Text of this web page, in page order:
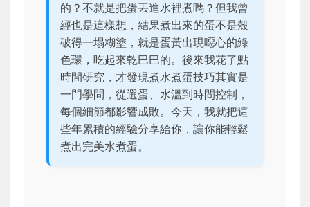
的？不就是把蛋丟進水裡煮嗎？但我曾
經也是這樣想，結果煮出來的蛋不是殼
破得一塌糊塗，就是蛋黃出現噁心的綠
色環，吃起來乾巴巴的。後來我花了點
時間研究，才發現煮水煮蛋技巧其實是
一門學問，從選蛋、水溫到時間控制，
每個細節都影響成敗。今天，我就把這
些年累積的經驗分享給你，讓你能輕鬆
煮出完美水煮蛋。